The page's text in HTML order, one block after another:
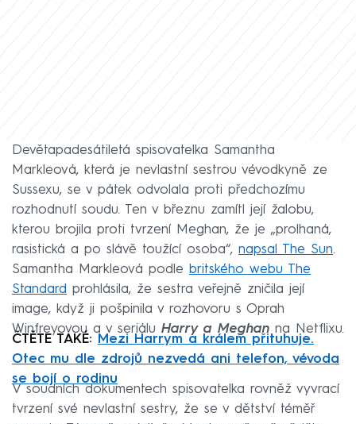
Devětapadesátiletá spisovatelka Samantha
Markleová, která je nevlastní sestrou vévodkyně ze
Sussexu, se v pátek odvolala proti předchozímu
rozhodnutí soudu. Ten v březnu zamítl její žalobu,
kterou brojila proti tvrzení Meghan, že je „prolhaná,
rasistická a po slávě toužící osoba“, napsal The Sun.
Samantha Markleová podle britského webu The
Standard prohlásila, že sestra veřejně zničila její
image, když ji pošpinila v rozhovoru s Oprah
Winfreyovou a v seriálu Harry a Meghan na Netflixu.
ČTĚTE TAKÉ: Mezi Harrym a králem přituhuje.
Otec mu dle zdrojů nezvedá ani telefon, vévoda
se bojí o rodinu
V soudních dokumentech spisovatelka rovněž vyvrací
tvrzení své nevlastní sestry, že se v dětství téměř